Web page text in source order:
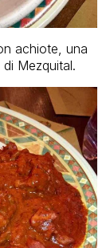
achiote, una
Mezquital.